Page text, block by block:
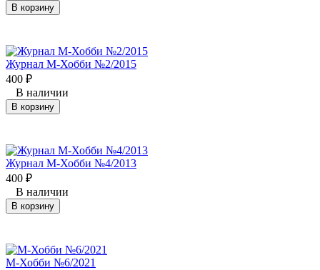
В корзину
Журнал М-Хобби №2/2015
400 ₽
В наличии
В корзину
Журнал М-Хобби №4/2013
400 ₽
В наличии
В корзину
М-Хобби №6/2021